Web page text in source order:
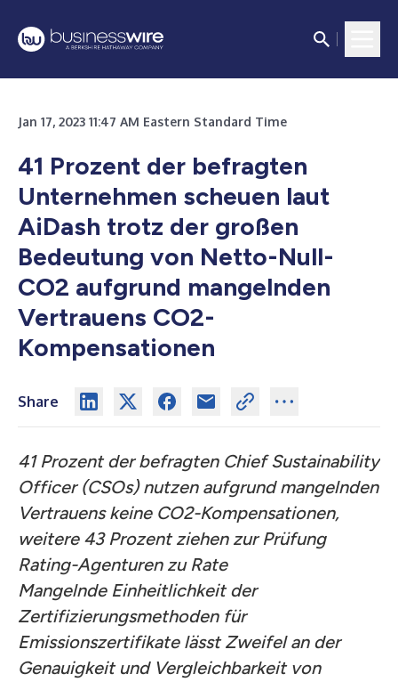
Jan 17, 2023 11:47 AM Eastern Standard Time
41 Prozent der befragten
Unternehmen scheuen laut
AiDash trotz der großen
Bedeutung von Netto-Null-
CO2 aufgrund mangelnden
Vertrauens CO2-
Kompensationen
Share
41 Prozent der befragten Chief Sustainability
Officer (CSOs) nutzen aufgrund mangelnden
Vertrauens keine CO2-Kompensationen,
weitere 43 Prozent ziehen zur Prüfung
Rating-Agenturen zu Rate
Mangelnde Einheitlichkeit der
Zertifizierungsmethoden für
Emissionszertifikate lässt Zweifel an der
Genauigkeit und Vergleichbarkeit von